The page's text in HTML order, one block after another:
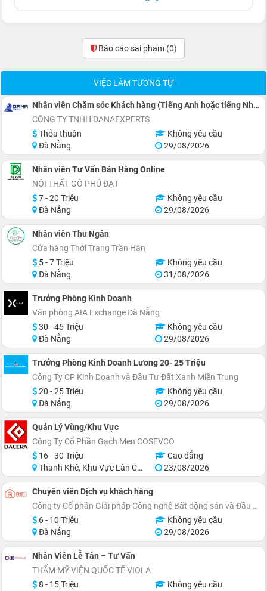
Báo cáo sai phạm (0)
VIỆC LÀM TƯƠNG TỰ
Nhân viên Chăm sóc Khách hàng (Tiếng Anh hoặc tiếng Nhật)
CÔNG TY TNHH DANAEXPERTS
Thỏa thuận
Không yêu cầu
Đà Nẵng
29/08/2026
Nhân viên Tư Vấn Bán Hàng Online
NỘI THẤT GỖ PHÚ ĐẠT
7 - 20 Triệu
Không yêu cầu
Đà Nẵng
29/08/2026
Nhân viên Thu Ngân
Cửa hàng Thời Trang Trần Hân
5 - 7 Triệu
Không yêu cầu
Đà Nẵng
31/08/2026
Trưởng Phòng Kinh Doanh
Văn phòng AIA Exchange Đà Nẵng
30 - 45 Triệu
Không yêu cầu
Đà Nẵng
29/08/2026
Trưởng Phòng Kinh Doanh Lương 20- 25 Triệu
Công Ty CP Kinh Doanh và Đầu Tư Đất Xanh Miền Trung
20 - 25 Triệu
Không yêu cầu
Đà Nẵng
29/08/2026
Quản Lý Vùng/Khu Vực
Công Ty Cổ Phần Gạch Men COSEVCO
16 - 30 Triệu
Cao đẳng
Thanh Khê, Khu Vực Lân Cận Đà Nẵng
23/08/2026
Chuyên viên Dịch vụ khách hàng
Công ty Cổ phần Giải pháp Công nghệ Bất động sản và Đầu tư RETI
6 - 10 Triệu
Không yêu cầu
Đà Nẵng
29/08/2026
Nhân Viên Lễ Tân – Tư Vấn
THẨM MỸ VIỆN QUỐC TẾ VIOLA
8 - 15 Triệu
Không yêu cầu